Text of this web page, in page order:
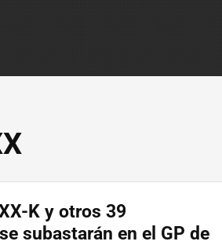
K y otros 39
subastarán en el GP de